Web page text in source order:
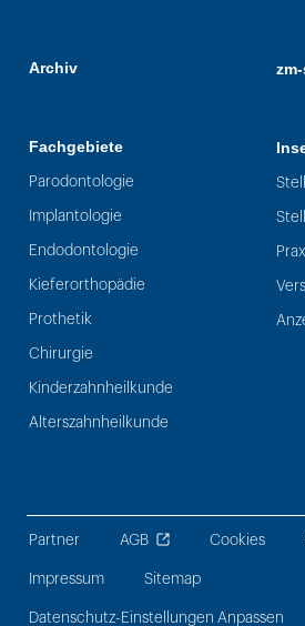
Archiv
Fachgebiete
Parodontologie
Implantologie
Endodontologie
Kieferorthopädie
Prothetik
Chirurgie
Kinderzahnheilkunde
Alterszahnheilkunde
Partner AGB Cookies
Impressum Sitemap
Datenschutz-Einstellungen Anpassen